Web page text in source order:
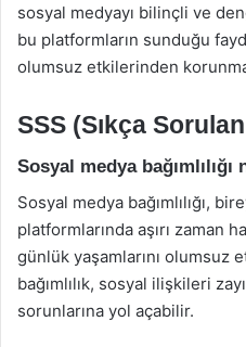
sosyal medyayı bilinçli ve
bu platformların sunduğu
olumsuz etkilerinden
SSS (Sıkça
Sosyal medya bağımlılığı
Sosyal medya bağımlılığı,
platformlarında aşırı zaman
günlük yaşamlarını olumsuz
bağımlılık, sosyal ilişkileri
sorunlarına yol açabilir.